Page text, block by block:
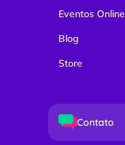
Eventos Online
Blog
Store
Contato